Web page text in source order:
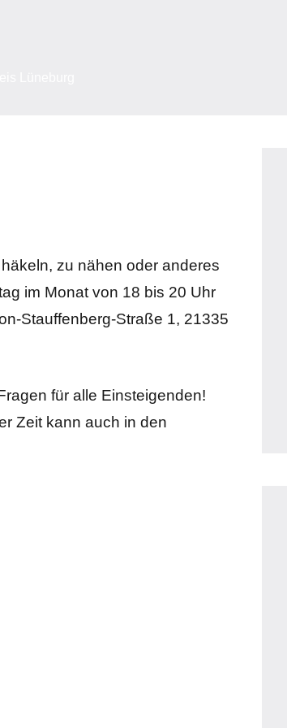
zu nähen oder anderes
im Monat von 18 bis 20 Uhr
Stauffenberg-Straße 1, 21335
für alle Einsteigenden!
Zeit kann auch in den